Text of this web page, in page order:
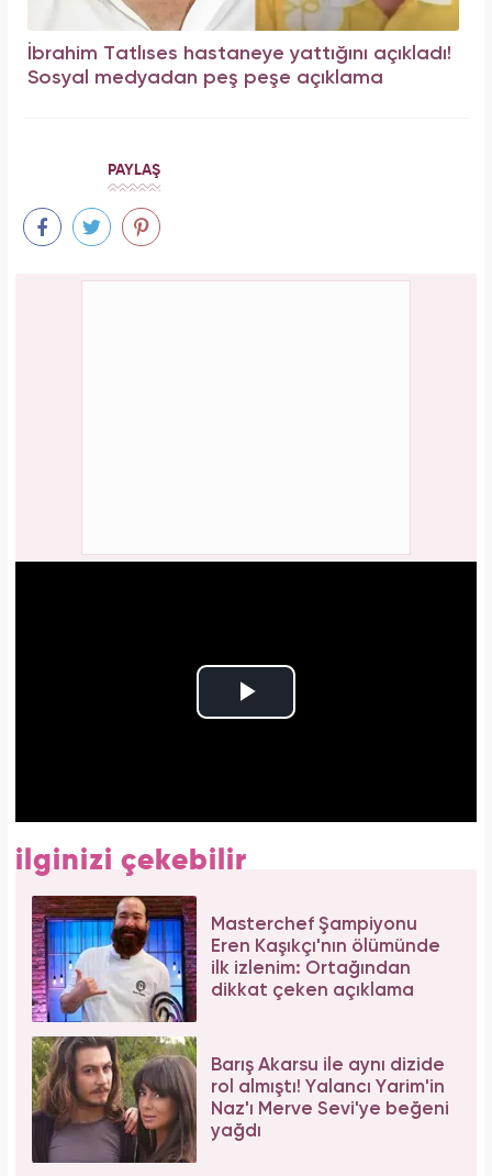
İbrahim Tatlıses hastaneye yattığını açıkladı!
Sosyal medyadan peş peşe açıklama
PAYLAŞ
ilginizi çekebilir
Masterchef Şampiyonu
Eren Kaşıkçı'nın ölümünde
ilk izlenim: Ortağından
dikkat çeken açıklama
Barış Akarsu ile aynı dizide
rol almıştı! Yalancı Yarim'in
Naz'ı Merve Sevi'ye beğeni
yağdı